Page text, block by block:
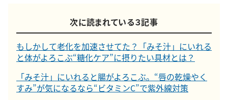
次に読まれている３記事
もしかして老化を加速させてた？「みそ汁」にいれる
と体がよろこぶ“糖化ケア”に摂りたい具材とは？
「みそ汁」にいれると腸がよろこぶ。“唇の乾燥やく
すみ”が気になるなら“ビタミンC”で紫外線対策